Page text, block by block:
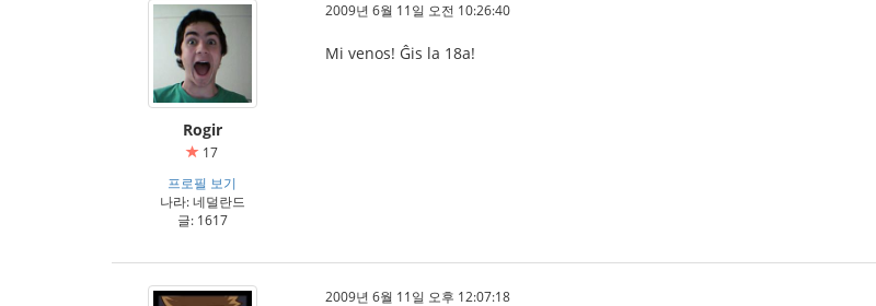
Rogir
17
프로필 보기
나라: 네덜란드
글: 1617
2009년 6월 11일 오전 10:26:40
Mi venos! Ĝis la 18a!
2009년 6월 11일 오후 12:07:18